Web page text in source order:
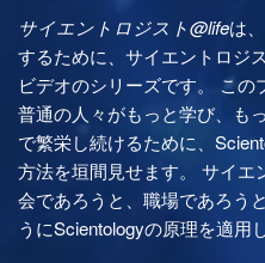
サイエントロジスト@lifeは
するために、サイエントロジ
ビデオのシリーズです。 こ
普通の人々がもっと学び、も
で繁栄し続けるために、
方法を垣間見せます。 サイエ
会であろうと、職場であろう
うにScientologyの原理を適用